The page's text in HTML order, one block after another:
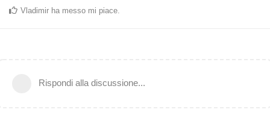
Vladimir ha messo mi piace
Rispondi alla discussione...